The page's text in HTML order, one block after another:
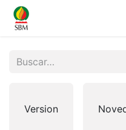
Version